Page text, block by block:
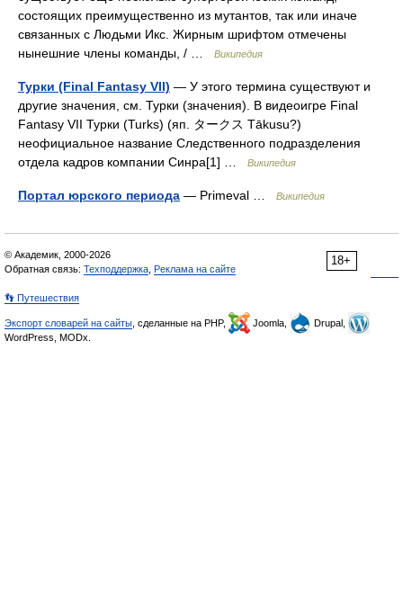
состоящих преимущественно из мутантов, так или иначе
связанных с Людьми Икс. Жирным шрифтом отмечены
нынешние члены команды, / …
Википедия
Турки (Final Fantasy VII) — У этого термина существуют и
другие значения, см. Турки (значения). В видеоигре Final
Fantasy VII Турки (Turks) (яп. タークス Tākusu?)
неофициальное название Следственного подразделения
отдела кадров компании Синра[1] …
Википедия
Портал юрского периода — Primeval … Википедия
18+
© Академик, 2000-2026
Обратная связь: Техподдержка Реклама на сайте
👣 Путешествия
Экспорт словарей на сайты , сделанные на PHP, Joomla,
Drupal,
WordPress, MODx.